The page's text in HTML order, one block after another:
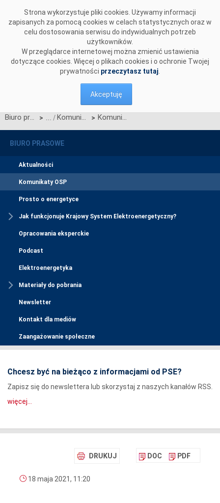
Strona wykorzystuje pliki cookies. Używamy informacji
zapisanych za pomocą cookies w celach statystycznych oraz w
celu dostosowania serwisu do indywidualnych potrzeb
użytkowników.
W przeglądarce internetowej można zmienić ustawienia
dotyczące cookies. Więcej o plikach cookies i o ochronie Twojej
prywatności przeczytasz tutaj
Akceptuję
Biuro prasowe > Komunikaty OSP > Komunikat OSP dotyczący zawieszenia procesu Jednolitego łączenia Rynków Dnia Bieżącego w dn. 25.05.2021 (kolejna sesja zawieszenia procesu)
BIURO PRASOWE
Aktualności
Komunikaty OSP
Prosto o energetyce
Jak funkcjonuje Krajowy System Elektroenergetyczny?
Opracowania eksperckie
Podcast
Elektroenergetyka
Materiały do pobrania
Newsletter
Kontakt dla mediów
Zaangażowanie społeczne
Chcesz być na bieżąco z informacjami od PSE?
Zapisz się do newslettera lub skorzystaj z naszych kanałów RSS.
więcej...
DRUKUJ DOC PDF
18 maja 2021, 11:20